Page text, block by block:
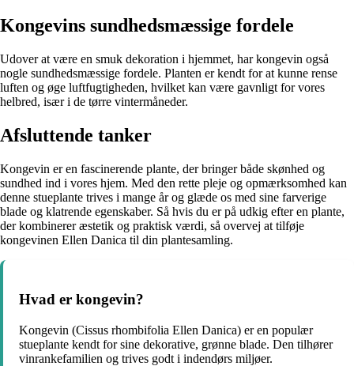
Kongevins sundhedsmæssige fordele
Udover at være en smuk dekoration i hjemmet, har kongevin også
nogle sundhedsmæssige fordele. Planten er kendt for at kunne rense
luften og øge luftfugtigheden, hvilket kan være gavnligt for vores
helbred, især i de tørre vintermåneder.
Afsluttende tanker
Kongevin er en fascinerende plante, der bringer både skønhed og
sundhed ind i vores hjem. Med den rette pleje og opmærksomhed kan
denne stueplante trives i mange år og glæde os med sine farverige
blade og klatrende egenskaber. Så hvis du er på udkig efter en plante,
der kombinerer æstetik og praktisk værdi, så overvej at tilføje
kongevinen Ellen Danica til din plantesamling.
Hvad er kongevin?
Kongevin (Cissus rhombifolia Ellen Danica) er en populær
stueplante kendt for sine dekorative, grønne blade. Den tilhører
vinrankefamilien og trives godt i indendørs miljøer.